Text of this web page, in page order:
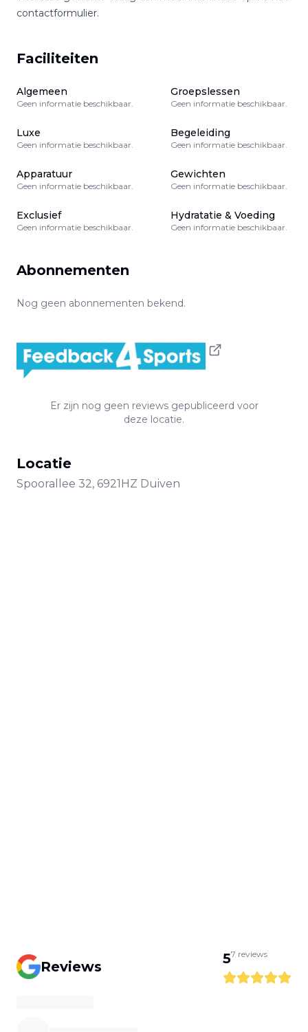
contactformulier.
Faciliteiten
Algemeen
Geen informatie beschikbaar.
Groepslessen
Geen informatie beschikbaar.
Luxe
Geen informatie beschikbaar.
Begeleiding
Geen informatie beschikbaar.
Apparatuur
Geen informatie beschikbaar.
Gewichten
Geen informatie beschikbaar.
Exclusief
Geen informatie beschikbaar.
Hydratatie & Voeding
Geen informatie beschikbaar.
Abonnementen
Nog geen abonnementen bekend.
Er zijn nog geen reviews gepubliceerd voor
deze locatie.
Locatie
Spoorallee 32, 6921HZ Duiven
Reviews 57 reviews